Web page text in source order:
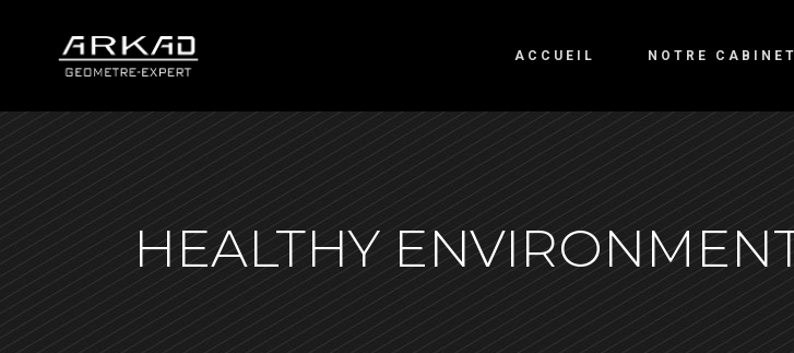
ACCUEIL NOTRE CABINET
HEALTHY